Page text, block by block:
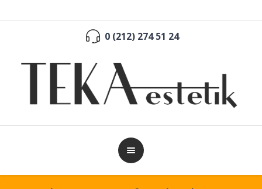
0 (212) 274 51 24